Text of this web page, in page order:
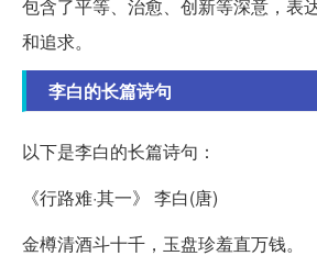
包含了平等、治愈、创新等深意，表
和追求。
李白的长篇诗句
以下是李白的长篇诗句：
《行路难·其一》 李白(唐)
金樽清酒斗十千，玉盘珍羞直万钱。